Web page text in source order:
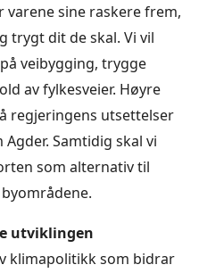
sine raskere frem,
trygt dit de skal. Vi vil
veibygging, trygge
av fylkesveier. Høyre
regjeringens utsettelser
Samtidig skal vi
som alternativ til
utviklingen
klimapolitikk som bidrar